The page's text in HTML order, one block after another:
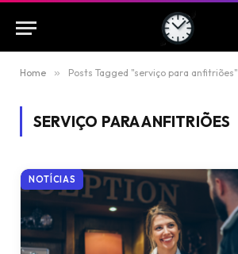
Home » Posts Tagged "serviço para anfitriões"
SERVIÇO PARA ANFITRIÕES
NOTÍCIAS